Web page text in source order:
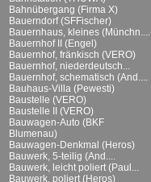
Bahnübergang (Firma X)
Bauerndorf (SFFischer)
Bauernhaus, kleines (Münchn....
Bauernhof II (Engel)
Bauernhof, fränkisch (VERO)
Bauernhof, niederdeutsch...
Bauernhof, schematisch (And....
Bauhaus-Villa (Pewesti)
Baustelle (VERO)
Baustelle II (VERO)
Bauwagen-Auto (BKF
Blumenau)
Bauwagen-Denkmal (Heros)
Bauwerk, 5-teilig (And....
Bauwerk, leicht poliert (Paul...
Bauwerk, poliert (Heros)